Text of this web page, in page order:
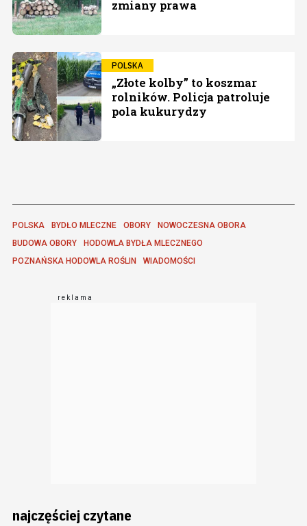
zmiany prawa
POLSKA
„Złote kolby” to koszmar
rolników. Policja patroluje
pola kukurydzy
POLSKA BYDŁO MLECZNE OBORY
NOWOCZESNA OBORA
BUDOWA OBORY
HODOWLA BYDŁA MLECZNEGO
POZNAŃSKA HODOWLA ROŚLIN
WIADOMOŚCI
najczęściej czytane